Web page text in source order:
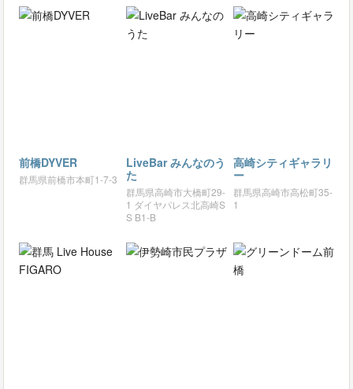
前橋DYVER
群馬県前橋市本町1-7-3
LiveBar みんなのう
た
群馬県高崎市大橋町29-
1 ダイヤパレス北高崎S
S B1-B
高崎シティギャラリ
ー
群馬県高崎市高松町35-
1